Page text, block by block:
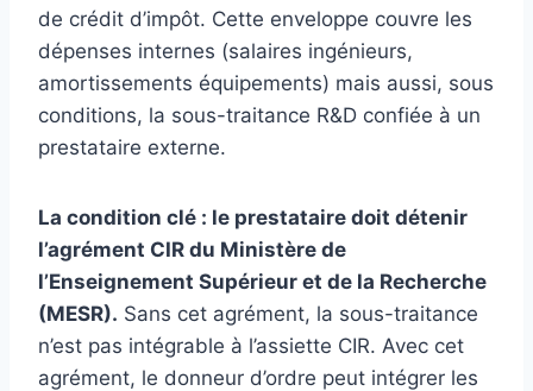
de crédit d’impôt. Cette enveloppe couvre les
dépenses internes (salaires ingénieurs,
amortissements équipements) mais aussi, sous
conditions, la sous-traitance R&D confiée à un
prestataire externe.
La condition clé : le prestataire doit détenir
l’agrément CIR du Ministère de
l’Enseignement Supérieur et de la Recherche
(MESR). Sans cet agrément, la sous-traitance
n’est pas intégrable à l’assiette CIR. Avec cet
agrément, le donneur d’ordre peut intégrer les